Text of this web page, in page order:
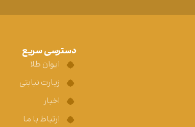
دسترسی سریع
ایوان طلا
زیارت نیابتی
اخبار
ارتباط با ما